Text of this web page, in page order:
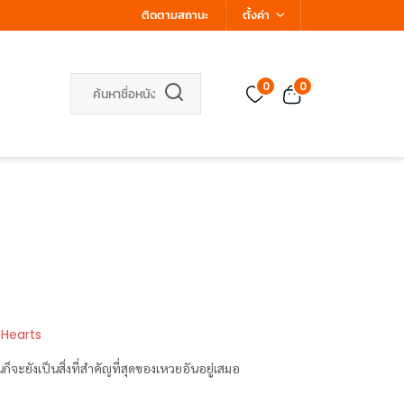
ติดตามสถานะ ตั้งค่า
0 0
Hearts
จะยังเป็นสิ่งที่สำคัญที่สุดของเหวยอันอยู่เสมอ